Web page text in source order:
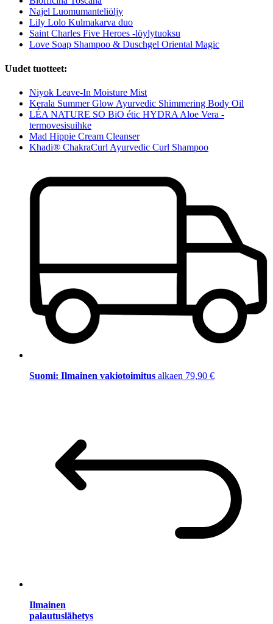
Najel Luomumanteliöljy
Lily Lolo Kulmakarva duo
Saint Charles Five Heroes -löylytuoksu
Love Soap Shampoo & Duschgel Oriental Magic
Uudet tuotteet:
Niyok Leave-In Moisture Mist
Kerala Summer Glow Ayurvedic Shimmering Body Oil
LÉA NATURE SO BiO étic HYDRA Aloe Vera -
termovesisuihke
Mad Hippie Cream Cleanser
Khadi® ChakraCurl Ayurvedic Curl Shampoo
Suomi: Ilmainen vakiotoimitus alkaen 79,90 €
Ilmainen
palautuslähetys